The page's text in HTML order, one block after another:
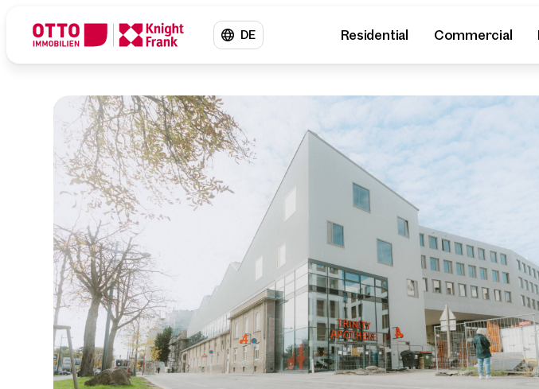
DE Residential Commercial